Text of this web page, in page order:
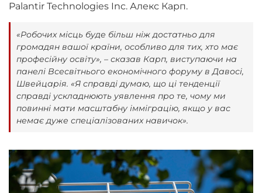
Palantir Technologies Inc. Алекс Карп.
«Робочих місць буде більш ніж достатньо для
громадян вашої країни, особливо для тих, хто має
професійну освіту», – сказав Карп, виступаючи на
панелі Всесвітнього економічного форуму в Давосі,
Швейцарія. «Я справді думаю, що ці тенденції
справді ускладнюють уявлення про те, чому ми
повинні мати масштабну імміграцію, якщо у вас
немає дуже спеціалізованих навичок».